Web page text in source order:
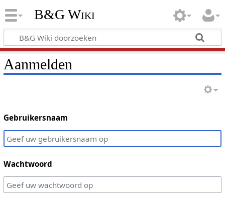
B&G Wiki
Aanmelden
Gebruikersnaam
Wachtwoord